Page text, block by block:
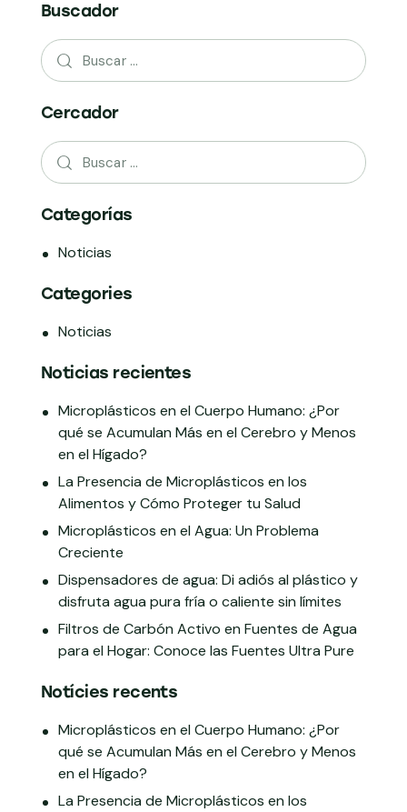
Buscador
Cercador
Categorías
Noticias
Categories
Noticias
Noticias recientes
Microplásticos en el Cuerpo Humano: ¿Por
qué se Acumulan Más en el Cerebro y Menos
en el Hígado?
La Presencia de Microplásticos en los
Alimentos y Cómo Proteger tu Salud
Microplásticos en el Agua: Un Problema
Creciente
Dispensadores de agua: Di adiós al plástico y
disfruta agua pura fría o caliente sin límites
Filtros de Carbón Activo en Fuentes de Agua
para el Hogar: Conoce las Fuentes Ultra Pure
Notícies recents
Microplásticos en el Cuerpo Humano: ¿Por
qué se Acumulan Más en el Cerebro y Menos
en el Hígado?
La Presencia de Microplásticos en los